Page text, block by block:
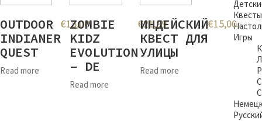
OUTDOOR
INDIANER
QUEST
Read more
€15,00
ZOMBIE
KIDZ
EVOLUTION
– DE
Read more
€21,99
ИНДЕЙСКИЙ
КВЕСТ ДЛЯ
УЛИЦЫ
Read more
€15,00
Квесты
Игры